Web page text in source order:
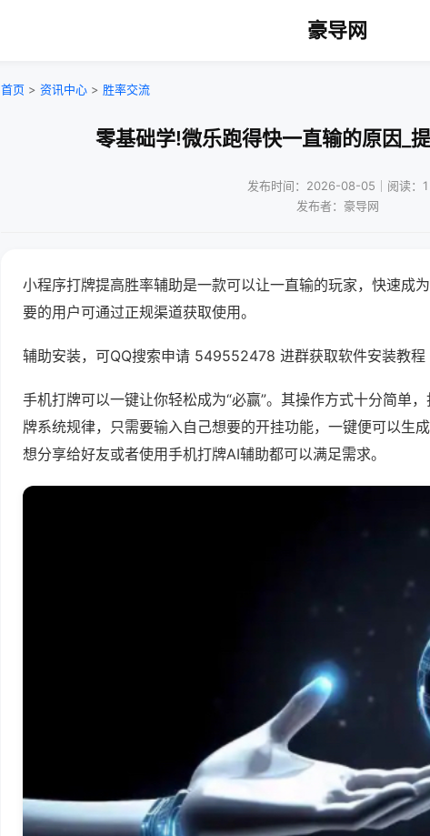
豪导网
首页 > 资讯中心 > 胜率交流
零基础学!微乐跑得快一直输的原因_
发布时间：2026-08-05｜阅读：1
发布者：豪导网
小程序打牌提高胜率辅助是一款可以让一直输的玩家，快速成
要的用户可通过正规渠道获取使用。
辅助安装，可QQ搜索申请 549552478 进群获取软件安装教程
手机打牌可以一键让你轻松成为“必赢”。其操作方式十分简单
牌系统规律，只需要输入自己想要的开挂功能，一键便可以生
想分享给好友或者使用手机打牌AI辅助都可以满足需求。